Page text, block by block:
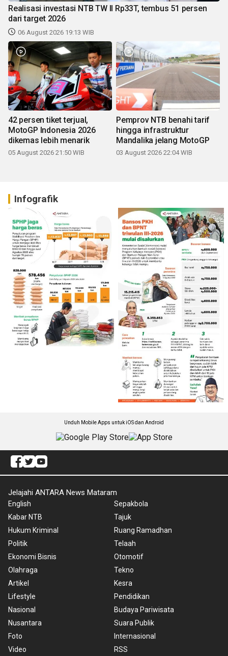
Realisasi investasi NTB TW II Rp33T, tembus 51 persen
dari target 2026
06 August 2026 19:13 WIB
42 persen tiket terjual,
MotoGP Indonesia 2026
dikemas lebih menarik
05 August 2026 21:50 WIB
Pemprov NTB benahi tarif
hingga infrastruktur
Mandalika jelang MotoGP
03 August 2026 22:04 WIB
Infografik
Unduh Mobile Apps untuk iOS dan Android
Jelajahi ANTARA News Mataram
English
Kabar NTB
Hukum Kriminal
Politik
Ekonomi Bisnis
Olahraga
Artikel
Lifestyle
Nasional
Nusantara
Foto
Video
Sepakbola
Tajuk
Ruang Ramadhan
Telaah
Otomotif
Tekno
Kesra
Pendidikan
Budaya Pariwisata
Suara Publik
Internasional
RSS